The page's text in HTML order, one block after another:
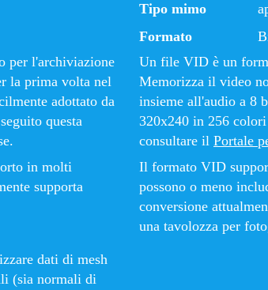
per l'archiviazione
la prima volta nel
adottato da
questa
in molti
supporta
dati di mesh
(sia normali di
Tipo mimo
Formato
Un file VID è un
Memorizza il video
insieme all'audio a 8
320x240 in 256
consultare il Portale
Il formato VID
possono o meno
conversione
una tavolozza per